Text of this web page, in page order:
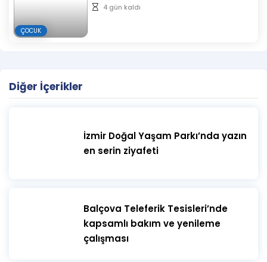
ÇOCUK
4 gün kaldı
Diğer İçerikler
İzmir Doğal Yaşam Parkı’nda yazın
en serin ziyafeti
​Balçova Teleferik Tesisleri’nde
kapsamlı bakım ve yenileme
çalışması